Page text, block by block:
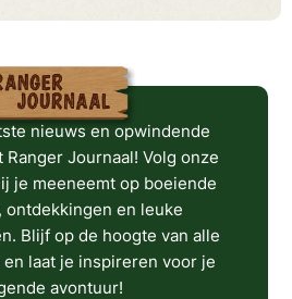
nieuws en opwindende
Journaal! Volg onze
je meeneemt op boeiende
ontdekkingen en leuke
Blijf op de hoogte van alle
laat je inspireren voor je
avontuur!